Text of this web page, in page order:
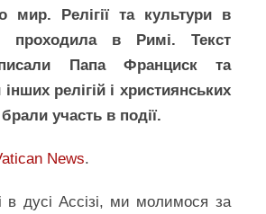
мир. Релігії та культури в
проходила в Римі. Текст
Папа Франциск та
релігій і християнських
участь в події.
News.
в дусі Ассізі, ми молимося за